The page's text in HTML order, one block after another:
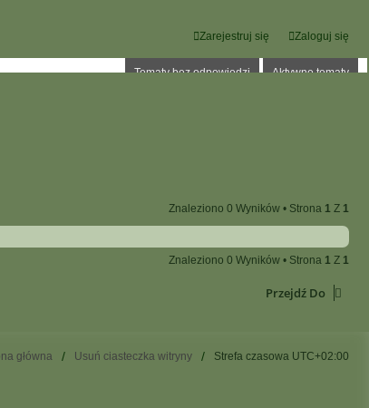
Zaloguj się
Zarejestruj się
Tematy bez odpowiedzi Aktywne tematy
Znaleziono 0 Wyników • Strona 1 Z 1
Znaleziono 0 Wyników • Strona 1 Z 1
Przejdź Do
główna Usuń ciasteczka witryny Strefa czasowa UTC+02:00